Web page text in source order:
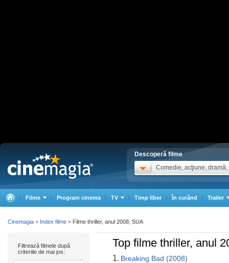
Descoperă filme
Comedie, acţiune, dramă,
Filme Program cinema TV Timp liber În curând Trailer
Top filme thriller, anul
1. Breaking Bad (2008)
Filtrează filmele după
criteriile de mai jos:
Cinemagia > Index filme > Filme thriller, anul 2008, SUA